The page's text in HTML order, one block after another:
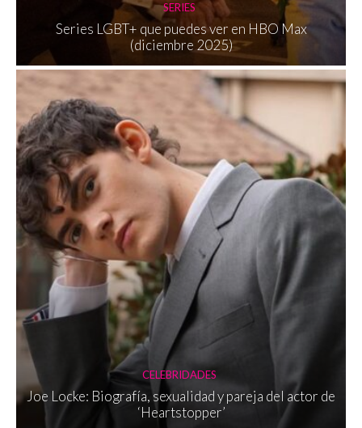
SERIES
Series LGBT+ que puedes ver en HBO Max
(diciembre 2025)
CELEBRIDADES
Joe Locke: Biografía, sexualidad y pareja del actor de
‘Heartstopper’